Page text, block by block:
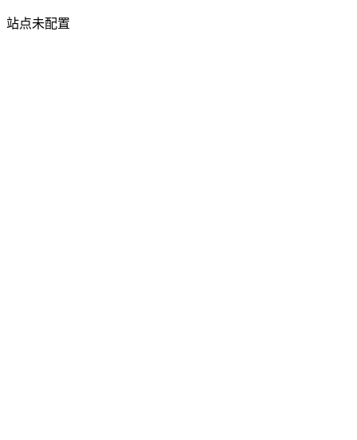
站点未配置